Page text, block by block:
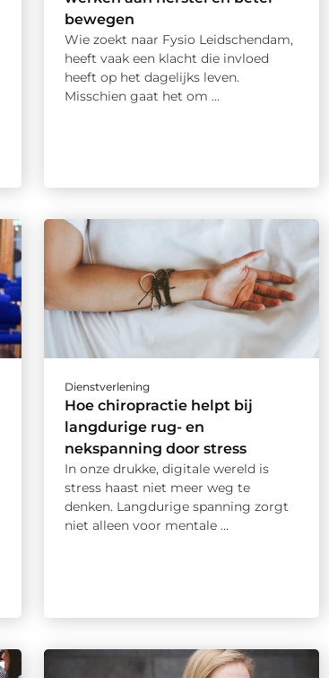
bewegen
Wie zoekt naar Fysio Leidschendam,
heeft vaak een klacht die invloed
heeft op het dagelijks leven.
Misschien gaat het om ...
Dienstverlening
Hoe chiropractie helpt bij
langdurige rug- en
nekspanning door stress
In onze drukke, digitale wereld is
stress haast niet meer weg te
denken. Langdurige spanning zorgt
niet alleen voor mentale ...